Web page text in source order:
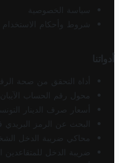
سياسة الخصوصية
شروط وأحكام الاستخدام
أدواتنا
أداة التحقق من صحة
محول رقم الحساب
أسعار صرف الدينار
البحث عن الرمز
محاكي ضريبة الدخل
ضريبة الدخل للمتقاعدين